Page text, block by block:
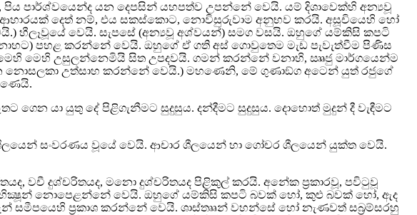
පාර්ශ්වයෙන්ද යන දෙපසින් යහපත්ව උපන්නේ වෙයි. යම් දිශාවෙක්හි අන්‍යවූ
දෙත් නම්, එය සකස්කොට, නොවිසුරුවාම අනුභව කරයි. අසූචියෙහි හෝ
හීලෑවූයේ වෙයි. සැපසේ (අන්‍යවූ අශ්වයන්) සමග වසයි. ඔහුගේ යම්කිසි කපටි
පහළ කරන්නේ වෙයි. ඔහුගේ ඒ ගති අස් ගොවුතෙම මැඩ පැවැත්වීම පිණිස
මෙහි උසුලන්නෙමියි සිත උපදවයි. ගමන් කරන්නේ වනාහි, ඎජු මාර්ගයෙන්ම
නොසලකා උත්සාහ කරන්නේ වෙයි.) මහණෙනි, මේ ගුණාඞ්ග අටෙන් යුත් රජුගේ
ගෙන යා යුතු දේ පිළිගැනීමට සුදුසුය. දන්දීමට සුදුසුය. දොහොත් මුදුන් දී වැඳීමට
සංවරණය වූයේ වෙයි. ආචාර ශීලයෙන් හා ගෝචර ශීලයෙන් යුක්ත වෙයි.
වචී දුශ්චරිතයද, මනො දුශ්චරිතයද පිළිකුල් කරයි. අනේක ප්‍රකාරවූ, පවිටුවූ
භික්‍ෂූන් නොපෙළන්නේ වෙයි. ඔහුගේ යම්කිසි කපටි බවක් හෝ, කුළු බවක් හෝ, ඇද
සමීපයෙහි ප්‍රකාශ කරන්නේ වෙයි. ශාස්තෲන් වහන්සේ හෝ නැණවත් සබ්‍රම්සරහු